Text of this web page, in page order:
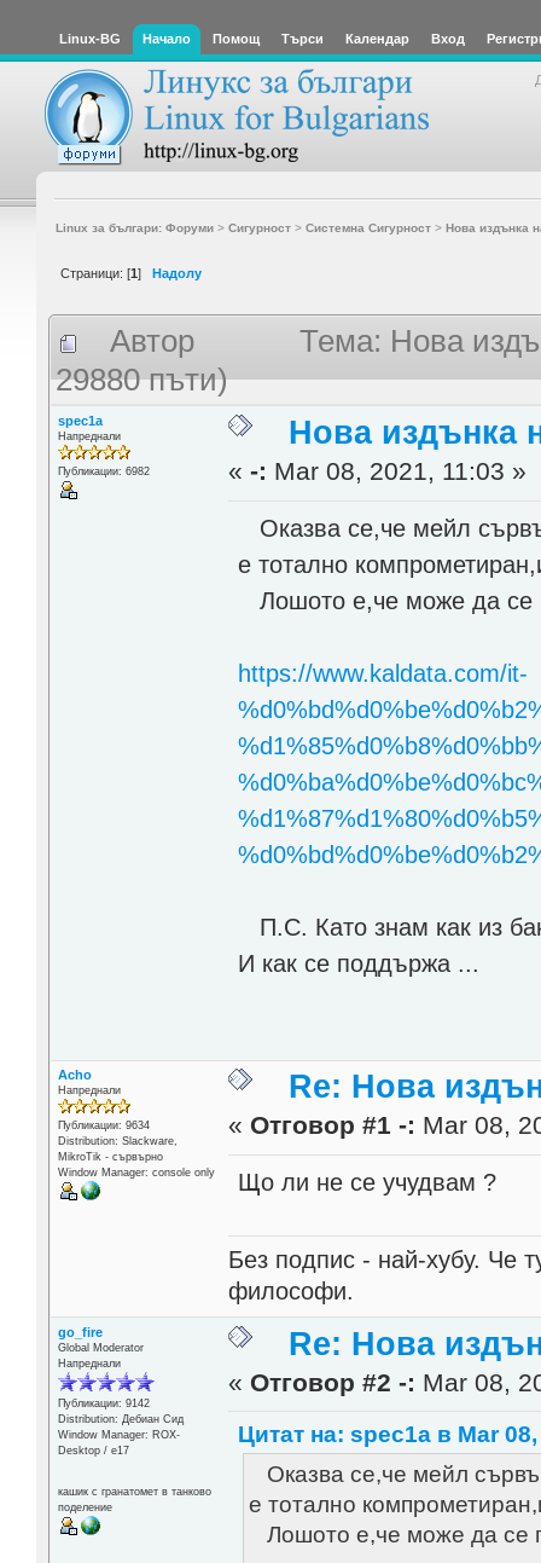
Linux-BG Начало Помощ Търси Календар Вход
Linux за българи: Форуми> Сигурност> Системна Сигурност> Нова издънка
Страници: [1] Надолу
Автор
Тема: Нова
29880 пъти)
spec1a
Напреднали
Публикации: 6982
Нова издънка
«-: Mar 08, 2021, 11:03 »
Оказва се,че мейл
е тотално
Лошото е,че може да се
https://www.kaldata.com/it-
П.С. Като знам как из
И как се поддържа ...
Acho
Напреднали
Публикации: 9634
Distribution: Slackware,
MikroTik - сървърно
Window Manager: console only
Re: Нова
« Отговор #1 -: Mar 08,
Що ли не се учудвам ?
Без подпис - най-хубу. Че
философи.
go_fire
Global Moderator
Напреднали
Публикации: 9142
Distribution: Дебиан Сид
Window Manager: ROX-
Desktop / е17
кашик с гранатомет в танково
поделение
Re: Нова
« Отговор #2 -: Mar 08,
Цитат на: spec1a в Mar
Оказва се,че мейл
е тотално
Лошото е,че може да се